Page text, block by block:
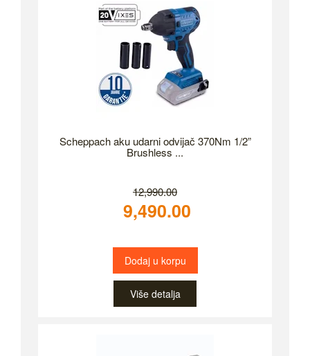
Scheppach aku udarni odvijač 370Nm 1/2”
Brushless ...
12,990.00
9,490.00
Dodaj u korpu
Više detalja